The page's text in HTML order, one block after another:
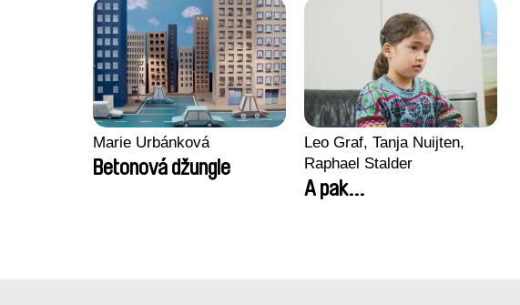
Marie Urbánková
Betonová džungle
Leo Graf, Tanja Nuijten,
Raphael Stalder
A pak...